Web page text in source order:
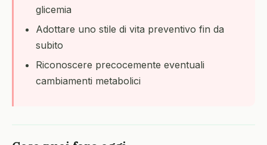
glicemia
Adottare uno stile di vita preventivo fin da
subito
Riconoscere precocemente eventuali
cambiamenti metabolici